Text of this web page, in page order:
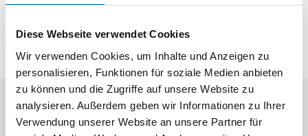
Diese Webseite verwendet Cookies
Wir verwenden Cookies, um Inhalte und Anzeigen zu
personalisieren, Funktionen für soziale Medien anbieten
zu können und die Zugriffe auf unsere Website zu
analysieren. Außerdem geben wir Informationen zu Ihrer
Verwendung unserer Website an unsere Partner für
Kupplung TOPP 47
Aktuelle Angebote